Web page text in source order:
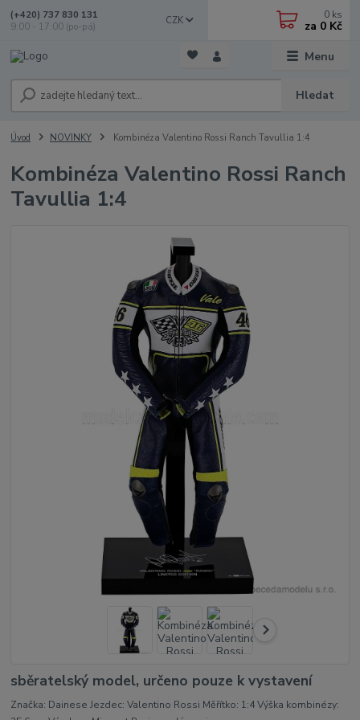
Menu
CZK
Hledat
(+420) 737 830 131
9:00 - 17:00 (po-pá)
0 ks
za 0 Kč
Úvod NOVINKY Kombinéza Valentino Rossi Ranch Tavullia 1:4
Kombinéza Valentino Rossi Ranch
Tavullia 1:4
sběratelský model, určeno pouze k vystavení
Značka: Dainese Jezdec: Valentino Rossi Měřítko: 1:4 Výška kombinézy: